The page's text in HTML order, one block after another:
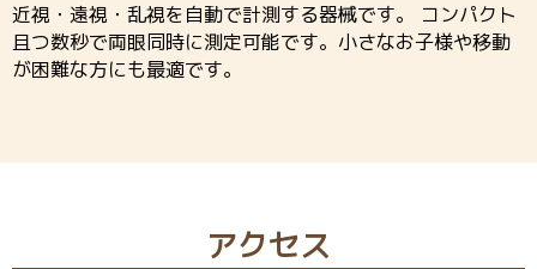
近視・遠視・乱視を自動で計測する器械です。 コンパクト
且つ数秒で両眼同時に測定可能です。小さなお子様や移動
が困難な方にも最適です。
アクセス